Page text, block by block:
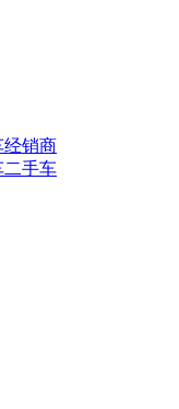
经销商
二手车